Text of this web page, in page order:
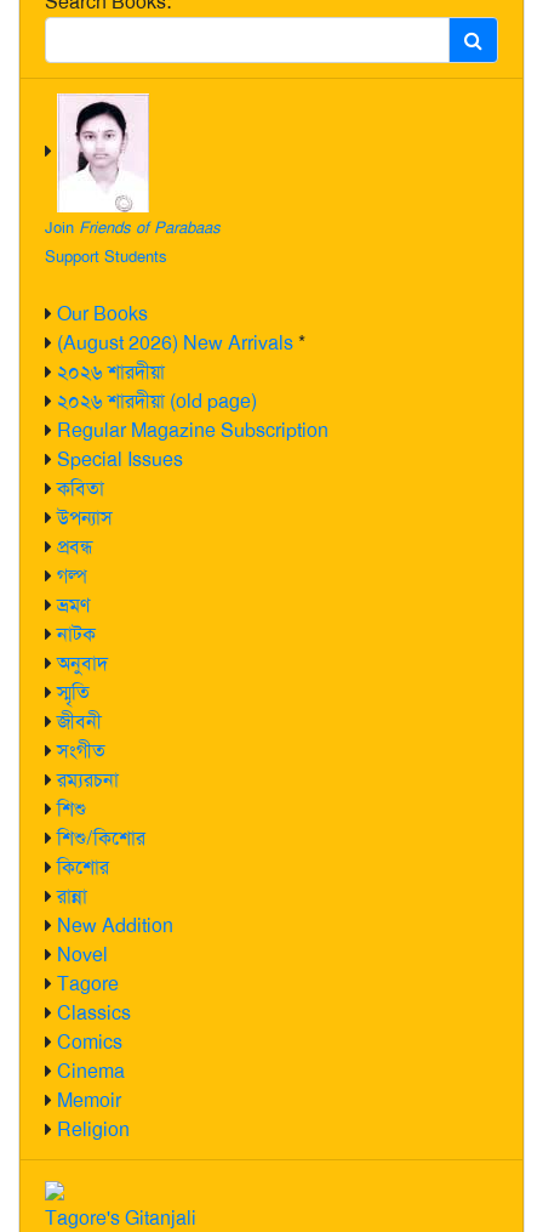
Join Friends of Parabaas
Support Students
Our Books
(August 2026) New Arrivals*
২০২৬ শারদীয়া
২০২৬ শারদীয়া (old page)
Regular Magazine Subscription
Special Issues
কবিতা
উপন্যাস
প্রবন্ধ
গল্প
ভ্রমণ
নাটক
অনুবাদ
স্মৃতি
জীবনী
সংগীত
রম্যরচনা
শিশু
শিশু/কিশোর
কিশোর
রান্না
New Addition
Novel
Tagore
Classics
Comics
Cinema
Memoir
Religion
Tagore's Gitanjali